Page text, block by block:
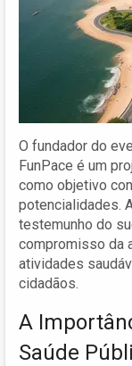
O fundador do
FunPace é um
como objetivo
potencialidades.
testemunho do
compromisso da
atividades
cidadãos.
A
Saúde